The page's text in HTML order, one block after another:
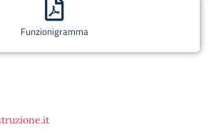
Funzionigramma